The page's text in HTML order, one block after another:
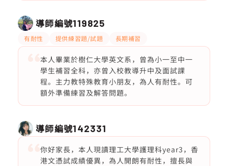
導師編號119825
有耐性 提供練習題/試題 長期補習
本人畢業於樹仁大學英文系，曾為小一至中一
學生補習全科，亦曾入校教導升中及面試課
程。主力教特殊教育小朋友，為人有耐性。可
額外準備練習及解答問題。
導師編號142331
你好家長，本人現讀理工大學護理科year3，香
港文憑試成績優異，為人開朗有耐性，擅長與